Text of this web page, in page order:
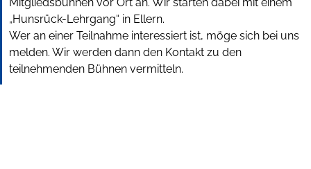
„Hunsrück-Lehrgang“ in Ellern.
Wer an einer Teilnahme interessiert ist, möge sich bei uns
melden. Wir werden dann den Kontakt zu den
teilnehmenden Bühnen vermitteln.